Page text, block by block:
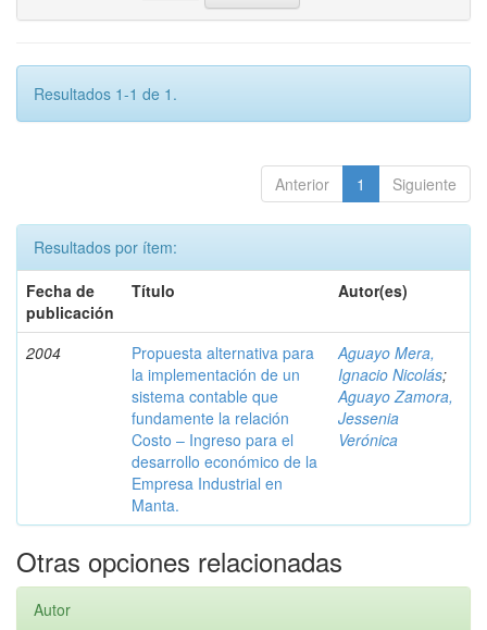
Resultados 1-1 de 1.
Anterior 1 Siguiente
Resultados por ítem:
Fecha de
publicación
Título Autor(es)
2004
Propuesta alternativa para
la implementación de un
sistema contable que
fundamente la relación
Costo – Ingreso para el
desarrollo económico de la
Empresa Industrial en
Manta.
Aguayo Mera,
Ignacio Nicolás;
Aguayo Zamora,
Jessenia
Verónica
Otras opciones relacionadas
Autor